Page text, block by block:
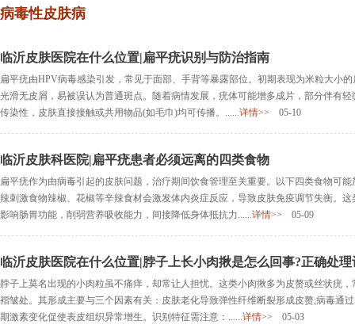
病毒性皮肤病
临沂皮肤医院在什么位置|扁平疣识别与防治指南
扁平疣由HPV病毒感染引发，常见于面部、手背等暴露部位。初期表现为米粒大小
光滑无皮屑，易被误认为普通斑点。随着病情发展，疣体可能增多成片，部分伴有
传染性，皮肤直接接触或共用物品(如毛巾)均可传播。......详情>> 05-10
临沂皮肤科医院|扁平疣患者必须远离的四类食物
扁平疣作为由病毒引起的皮肤问题，治疗期间饮食管理至关重要。以下四类食物可
辣刺激食物辣椒、花椒等辛辣食材会激发体内炎症反应，导致皮肤免疫调节失衡。
影响肠胃功能，削弱营养吸收能力，间接降低身体抵抗力......详情>> 05-09
临沂皮肤医院在什么位置|脖子上长小肉揪是怎么回事?正确处
脖子上莫名出现的小肉粒虽不痛痒，却常让人担忧。这类小肉揪多为皮赘或丝状疣
褶皱处。其形成主要与三个因素有关：皮肤老化导致弹性纤维断裂形成皮赘;病毒通
期激素变化促使表皮组织异常增生。识别特征需注意：......详情>> 05-03